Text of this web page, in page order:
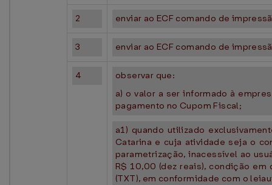
2 enviar ao ECF comando de
3 enviar ao ECF comando de
4
observar que:
a) o valor a ser informado à
pagamento no Cupom Fiscal;
a1) quando utilizado
Catarina e cuja atividade seja o
parametrização, inacessível ao
R$ 10,00 (dez reais), condição
(TXT), em conformidade com o